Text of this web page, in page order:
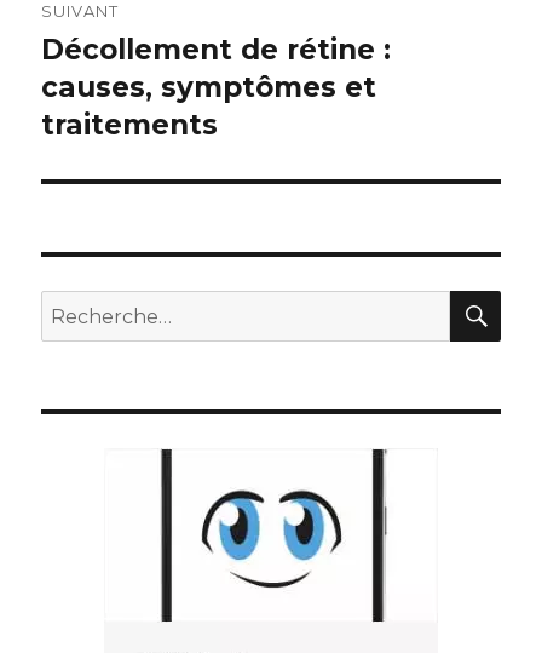
SUIVANT
Article
suivant :
Décollement de rétine :
causes, symptômes et
traitements
Recherche
pour